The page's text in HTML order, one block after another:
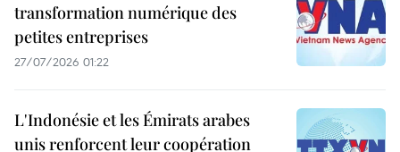
transformation numérique des
petites entreprises
27/07/2026 01:22
L'Indonésie et les Émirats arabes
unis renforcent leur coopération